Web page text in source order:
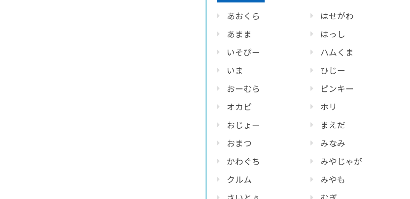
あおくら
あまま
いそぴー
いま
おーむら
オカピ
おじょー
おまつ
かわぐち
クルム
はせがわ
はっし
ハムくま
ひじー
ピンキー
ホリ
まえだ
みなみ
みやじゃが
みやも